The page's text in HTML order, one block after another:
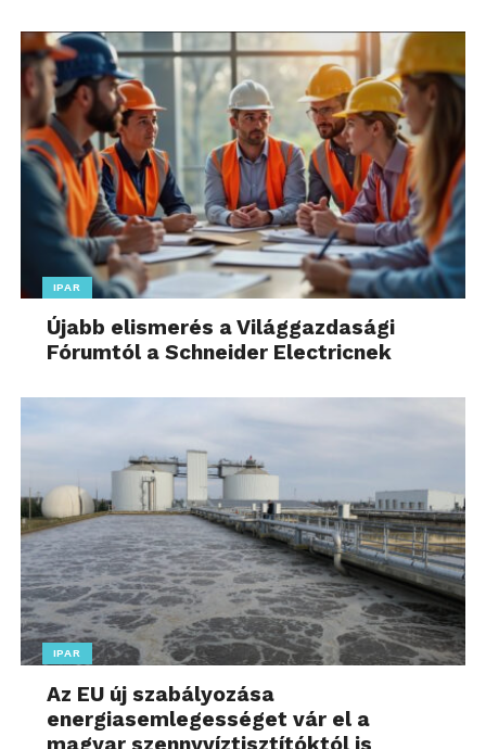
IPAR
Újabb elismerés a Világgazdasági
Fórumtól a Schneider Electricnek
IPAR
Az EU új szabályozása
energiasemlegességet vár el a
magyar szennyvíztisztítóktól is